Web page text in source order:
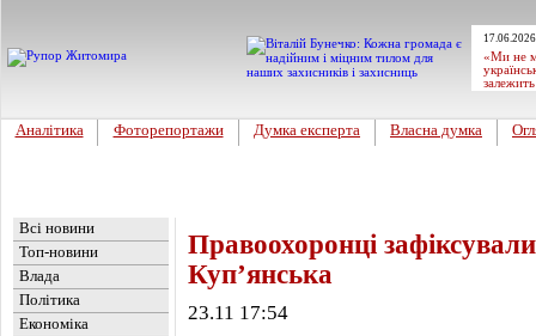
«Ми не
Аналітика Фоторепортажи Думка експерта Власна думка
Всі новини
Топ-новини
Влада
Політика
Економіка
Правоохоронці
Купʼянська
23.11 17:54